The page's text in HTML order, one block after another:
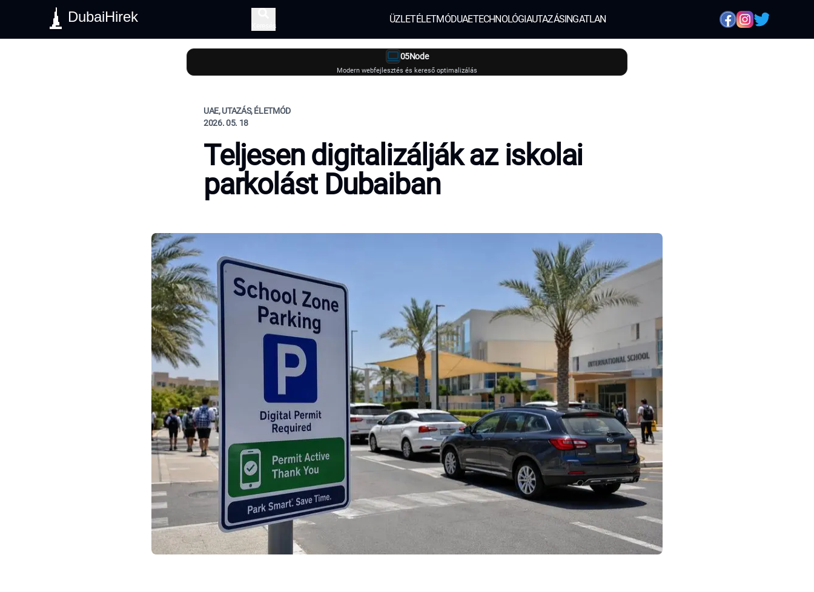
DubaiHirek
Keresés
ÜZLETÉLETMÓDUAETECHNOLÓGIAUTAZÁSINGATLAN
05Node
Modern webfejlesztés és kereső optimalizálás
UAE, UTAZÁS, ÉLETMÓD
2026. 05. 18
Teljesen digitalizálják az iskolai
parkolást Dubaiban